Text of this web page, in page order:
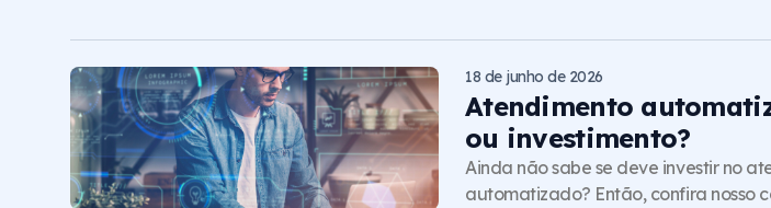
Atendimento
ou investimento?
18 de junho de 2026
Ainda não sabe se deve investir no
automatizado? Então, confira nosso